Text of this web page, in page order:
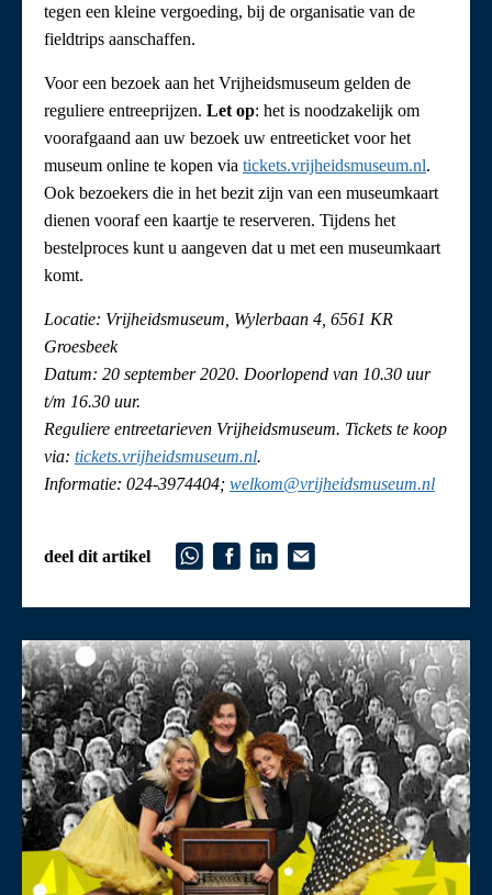
tegen een kleine vergoeding, bij de organisatie van de
fieldtrips aanschaffen.
Voor een bezoek aan het Vrijheidsmuseum gelden de
reguliere entreeprijzen. Let op: het is noodzakelijk om
voorafgaand aan uw bezoek uw entreeticket voor het
museum online te kopen via tickets.vrijheidsmuseum.nl.
Ook bezoekers die in het bezit zijn van een museumkaart
dienen vooraf een kaartje te reserveren. Tijdens het
bestelproces kunt u aangeven dat u met een museumkaart
komt.
Locatie: Vrijheidsmuseum, Wylerbaan 4, 6561 KR
Groesbeek
Datum: 20 september 2020. Doorlopend van 10.30 uur
t/m 16.30 uur.
Reguliere entreetarieven Vrijheidsmuseum. Tickets te koop
via: tickets.vrijheidsmuseum.nl.
Informatie: 024-3974404; welkom@vrijheidsmuseum.nl
deel dit artikel